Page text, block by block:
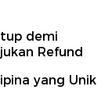
demi
Refund
yang Unik